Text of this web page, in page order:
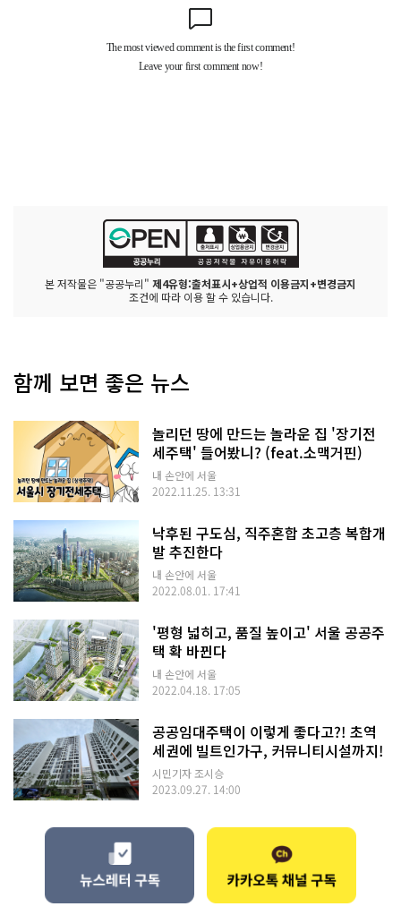
본 저작물은 "공공누리" 제4유형:출처표시+상업적 이용금지+변경금지
조건에 따라 이용 할 수 있습니다.
함께 보면 좋은 뉴스
놀리던 땅에 만드는 놀라운 집 '장기전
세주택' 들어봤니? (feat.소맥거핀)
내 손안에 서울
2022.11.25. 13:31
낙후된 구도심, 직주혼합 초고층 복합개
발 추진한다
내 손안에 서울
2022.08.01. 17:41
'평형 넓히고, 품질 높이고' 서울 공공주
택 확 바뀐다
내 손안에 서울
2022.04.18. 17:05
공공임대주택이 이렇게 좋다고?! 초역
세권에 빌트인가구, 커뮤니티시설까지!
시민기자 조시승
2023.09.27. 14:00